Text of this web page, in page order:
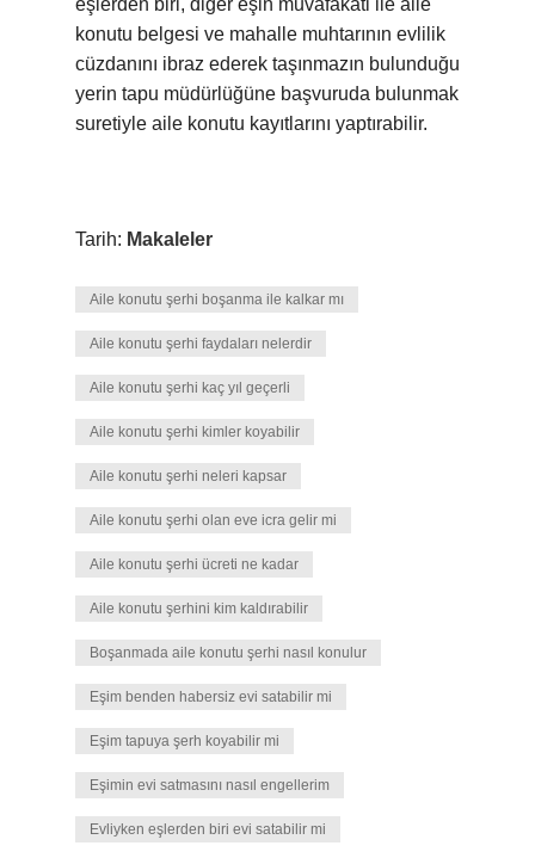
eşlerden biri, diğer eşin muvafakati ile aile
konutu belgesi ve mahalle muhtarının evlilik
cüzdanını ibraz ederek taşınmazın bulunduğu
yerin tapu müdürlüğüne başvuruda bulunmak
suretiyle aile konutu kayıtlarını yaptırabilir.
Tarih: Makaleler
Aile konutu şerhi boşanma ile kalkar mı
Aile konutu şerhi faydaları nelerdir
Aile konutu şerhi kaç yıl geçerli
Aile konutu şerhi kimler koyabilir
Aile konutu şerhi neleri kapsar
Aile konutu şerhi olan eve icra gelir mi
Aile konutu şerhi ücreti ne kadar
Aile konutu şerhini kim kaldırabilir
Boşanmada aile konutu şerhi nasıl konulur
Eşim benden habersiz evi satabilir mi
Eşim tapuya şerh koyabilir mi
Eşimin evi satmasını nasıl engellerim
Evliyken eşlerden biri evi satabilir mi